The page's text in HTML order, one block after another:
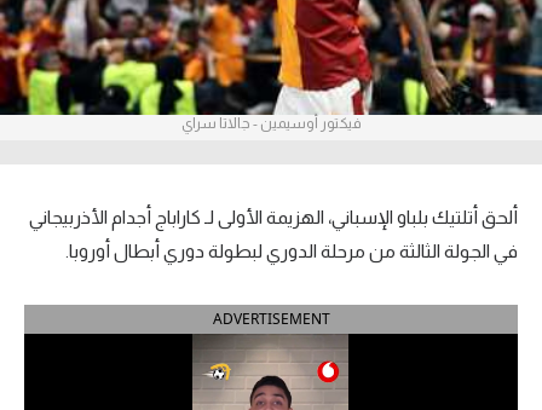
بطولات
أمريكا 2026
الدوري الإنجليزي الممتاز
الدوري الإسباني
فيكتور أوسيمين - جالاتا سراي
ألحق أتلتيك بلباو الإسباني، الهزيمة الأولى لـ كاراباج أجدام الأذربيجاني
في الجولة الثالثة من مرحلة الدوري لبطولة دوري أبطال أوروبا.
ADVERTISEMENT